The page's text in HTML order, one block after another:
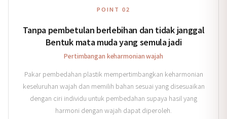
POINT 02
Tanpa pembetulan berlebihan dan tidak janggal
Bentuk mata muda yang semula jadi
Pertimbangan keharmonian wajah
Pakar pembedahan plastik mempertimbangkan keharmonian
keseluruhan wajah dan memilih bahan sesuai yang disesuaikan
dengan ciri individu untuk pembedahan supaya hasil yang
harmoni dengan wajah dapat diperoleh.